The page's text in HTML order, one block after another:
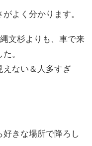
よく分かります。
文杉よりも、車で来
。
えない＆人多すぎ
きな場所で降ろし